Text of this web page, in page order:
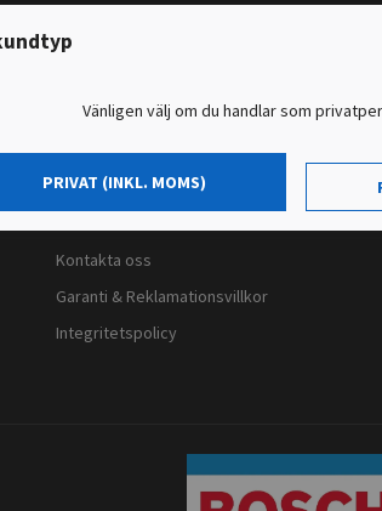
Vänligen välj om du handlar som
PRIVAT (INKL. MOMS)
Stomavgift
Köpvillkor & Returer
Blogg
Kontakta oss
Garanti & Reklamationsvillkor
Integritetspolicy